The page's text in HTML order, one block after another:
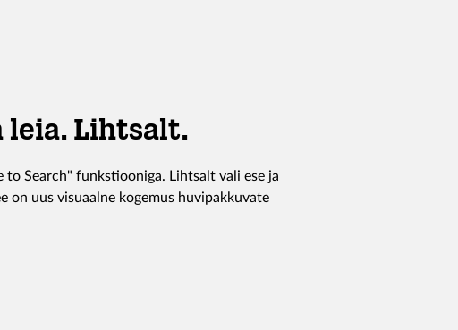
leia. Lihtsalt.
to Search" funkstiooniga. Lihtsalt vali ese ja
on uus visuaalne kogemus huvipakkuvate